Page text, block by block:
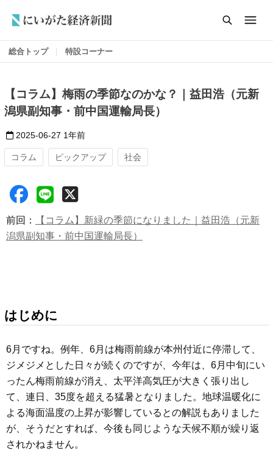
総合トップ 特設コーナー
【コラム】梅雨の季節なのかな？｜益田浩（元新
潟県副知事・前中国運輸局長）
2025-06-27 1年前
コラム ピックアップ 社会
前回：
【コラム】新緑の季節になりました｜益田浩（元新
潟県副知事・前中国運輸局長）
はじめに
6月ですね。例年、6月は梅雨前線が本州付近に停滞して、
ジメジメとした日々が続くのですが、今年は、6月中旬にい
ったん梅雨前線が消え、太平洋高気圧が大きく張り出し
て、連日、35度を超える猛暑となりました。地球温暖化に
よる海面温度の上昇が影響しているとの解説もありました
が、そうだとすれば、今後も同じような天候不順が繰り返
されかねません。